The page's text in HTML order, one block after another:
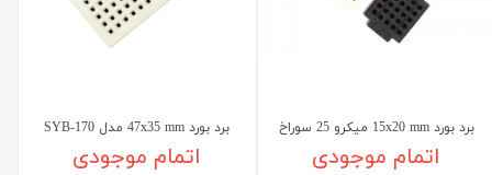
برد بورد 15x20 mm میکرو 25 سوراخ
اتمام موجودی
برد بورد 47x35 mm مدل SYB-170
اتمام موجودی